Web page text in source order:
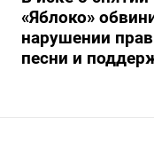
«Яблоко»
нарушении
песни и